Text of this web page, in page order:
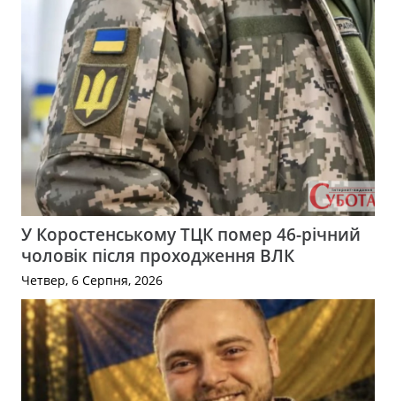
У Коростенському ТЦК помер 46-річний
чоловік після проходження ВЛК
Четвер, 6 Серпня, 2026